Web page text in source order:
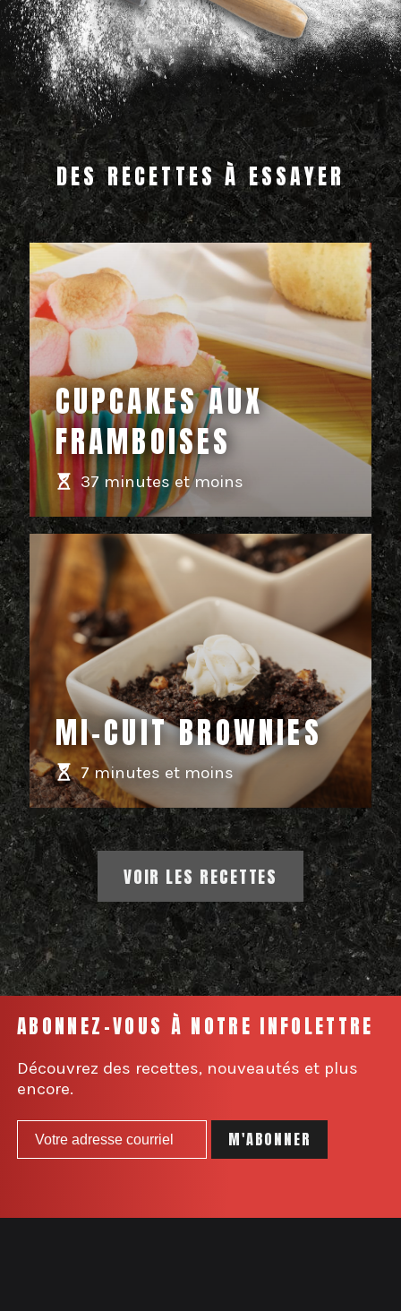
DES RECETTES À ESSAYER
CUPCAKES AUX
FRAMBOISES
37 minutes et moins
MI-CUIT BROWNIES
7 minutes et moins
VOIR LES RECETTES
ABONNEZ-VOUS À NOTRE INFOLETTRE
Découvrez des recettes, nouveautés et plus
encore.